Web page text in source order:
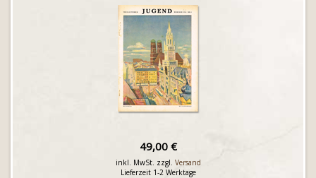
49,00 €
inkl. MwSt. zzgl. Versand
Lieferzeit 1-2 Werktage